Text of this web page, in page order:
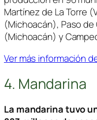
Martínez de La Torre
(Michoacán), Paso
(Michoacán) y
Ver más información
4. Mandarina
La mandarina tuvo